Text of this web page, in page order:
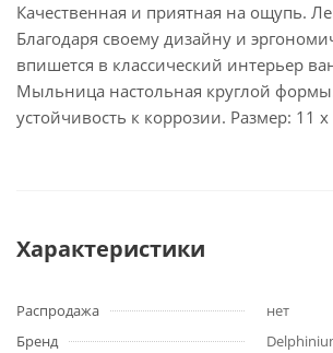
Качественная и приятная на ощупь.
Благодаря своему дизайну и
впишется в классический интерьер
Мыльница настольная круглой
устойчивость к коррозии. Размер: 11
Характеристики
Распродажа
нет
Бренд